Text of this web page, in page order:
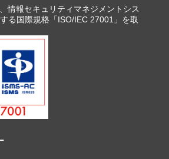
情報セキュリティマネジメントシス
る国際規格「ISO/IEC 27001」を取